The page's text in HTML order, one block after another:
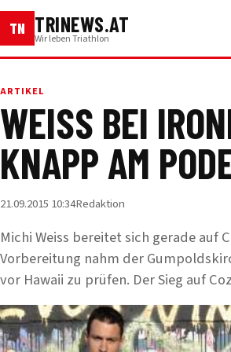
TN TRINEWS.AT
Wir leben Triathlon
ARTIKEL
WEISS BEI
KNAPP AM
21.09.2015 10:34Redaktion
Michi Weiss bereitet sich gerade auf
Vorbereitung nahm der
vor Hawaii zu prüfen. Der Sieg auf